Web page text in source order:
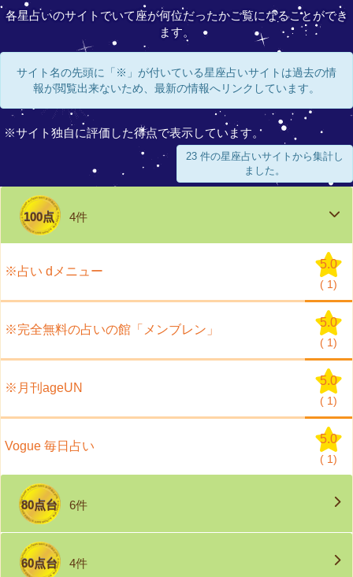
各星占いのサイトでいて座が何位だったかご覧になることができ
ます。
サイト名の先頭に「※」が付いている星座占いサイトは過去の情
報が閲覧出来ないため、最新の情報へリンクしています。
※サイト独自に評価した得点で表示しています。
23 件の星座占いサイトから集計し
ました。
100点 4件
※占い dメニュー
5.0
( 1)
※完全無料の占いの館「メンブレン」
5.0
( 1)
※月刊ageUN
5.0
( 1)
Vogue 毎日占い
5.0
( 1)
80点台 6件
60点台 4件